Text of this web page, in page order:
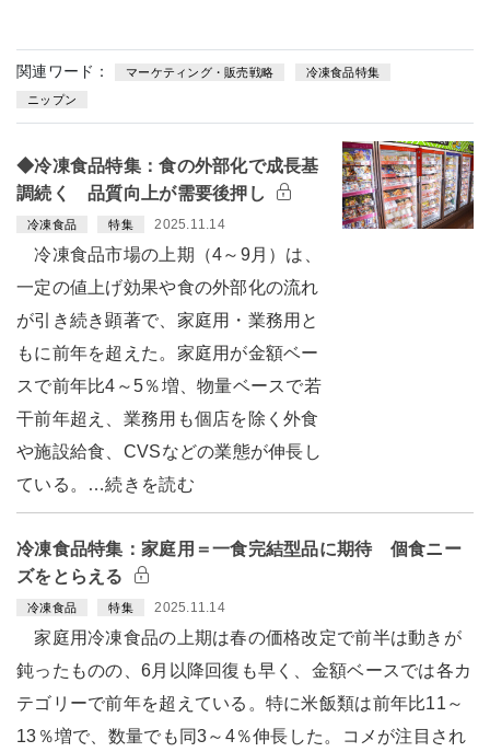
関連ワード： マーケティング・販売戦略 冷凍食品特集
ニップン
◆冷凍食品特集：食の外部化で成長基
調続く 品質向上が需要後押し
冷凍食品 特集 2025.11.14
冷凍食品市場の上期（4～9月）は、
一定の値上げ効果や食の外部化の流れ
が引き続き顕著で、家庭用・業務用と
もに前年を超えた。家庭用が金額ベー
スで前年比4～5％増、物量ベースで若
干前年超え、業務用も個店を除く外食
や施設給食、CVSなどの業態が伸長し
ている。…続きを読む
冷凍食品特集：家庭用＝一食完結型品に期待 個食ニー
ズをとらえる
冷凍食品 特集 2025.11.14
家庭用冷凍食品の上期は春の価格改定で前半は動きが
鈍ったものの、6月以降回復も早く、金額ベースでは各カ
テゴリーで前年を超えている。特に米飯類は前年比11～
13％増で、数量でも同3～4％伸長した。コメが注目され